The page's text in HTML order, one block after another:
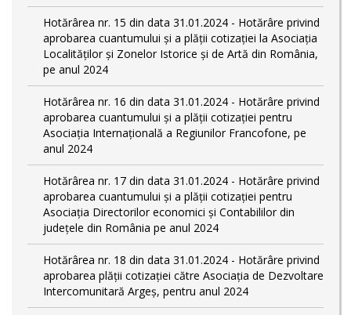
Hotărârea nr. 15 din data 31.01.2024 - Hotărâre privind
aprobarea cuantumului și a plății cotizației la Asociația
Localităților și Zonelor Istorice și de Artă din România,
pe anul 2024
Hotărârea nr. 16 din data 31.01.2024 - Hotărâre privind
aprobarea cuantumului și a plății cotizației pentru
Asociația Internațională a Regiunilor Francofone, pe
anul 2024
Hotărârea nr. 17 din data 31.01.2024 - Hotărâre privind
aprobarea cuantumului și a plății cotizației pentru
Asociația Directorilor economici și Contabililor din
județele din România pe anul 2024
Hotărârea nr. 18 din data 31.01.2024 - Hotărâre privind
aprobarea plății cotizației către Asociația de Dezvoltare
Intercomunitară Argeș, pentru anul 2024